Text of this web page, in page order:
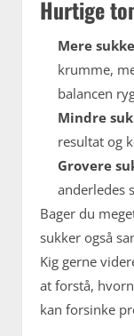
Hurtige
Mere
krumme,
balancen
Mindre
resultat og
Grovere
anderledes
Bager du
sukker også
Kig gerne
at forstå,
kan forsinke